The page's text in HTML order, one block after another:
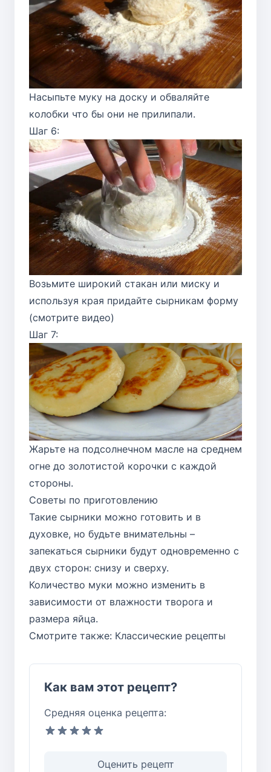
Насыпьте муку на доску и обваляйте
колобки что бы они не прилипали.
Шаг 6:
Возьмите широкий стакан или миску и
используя края придайте сырникам форму
(смотрите видео)
Шаг 7:
Жарьте на подсолнечном масле на среднем
огне до золотистой корочки с каждой
стороны.
Советы по приготовлению
Такие сырники можно готовить и в
духовке, но будьте внимательны –
запекаться сырники будут одновременно с
двух сторон: снизу и сверху.
Количество муки можно изменить в
зависимости от влажности творога и
размера яйца.
Смотрите также: Классические рецепты
Как вам этот рецепт?
Средняя оценка рецепта:
Оценить рецепт